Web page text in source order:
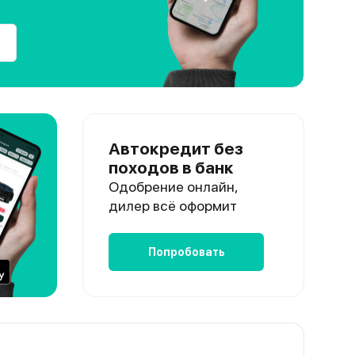
Автокредит без
походов в банк
Одобрение онлайн,
дилер всё оформит
Попробовать